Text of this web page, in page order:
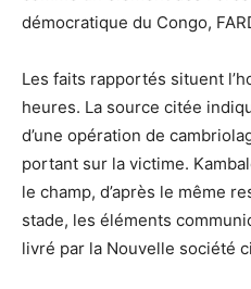
démocratique du Congo,
Les faits rapportés situent
heures. La source citée
d’une opération de
portant sur la victime.
le champ, d’après le même
stade, les éléments
livré par la Nouvelle société